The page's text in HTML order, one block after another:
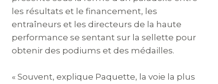
les résultats et le financement, les
entraîneurs et les directeurs de la haute
performance se sentant sur la sellette pour
obtenir des podiums et des médailles.
« Souvent, explique Paquette, la voie la plus